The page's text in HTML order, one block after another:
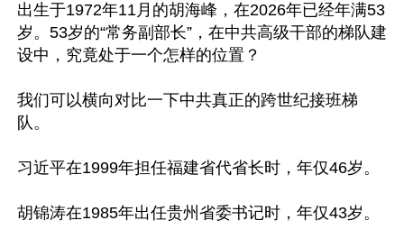
出生于1972年11月的胡海峰，在2026年已经年满53
岁。53岁的“常务副部长”，在中共高级干部的梯队建
设中，究竟处于一个怎样的位置？
我们可以横向对比一下中共真正的跨世纪接班梯
队。
习近平在1999年担任福建省代省长时，年仅46岁。
胡锦涛在1985年出任贵州省委书记时，年仅43岁。